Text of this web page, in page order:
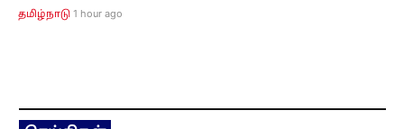
தமிழ்நாடு 1 hour ago